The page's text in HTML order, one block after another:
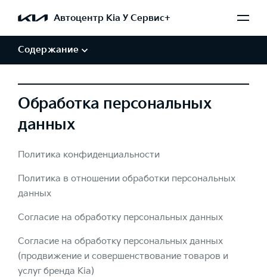
Автоцентр Kia У Сервис+
Содержание
Авторские права и товарные знаки
Обработка персональных
данных
Политика конфиденциальности
Политика в отношении обработки персональных
данных
Согласие на обработку персональных данных
Согласие на обработку персональных данных
(продвижение и совершенствование товаров и
услуг бренда Kia)